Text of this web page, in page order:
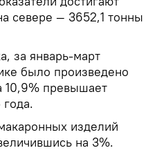
севере — 3652,1 тонны
за январь-март
было произведено
10,9% превышает
изделий
на 3%.